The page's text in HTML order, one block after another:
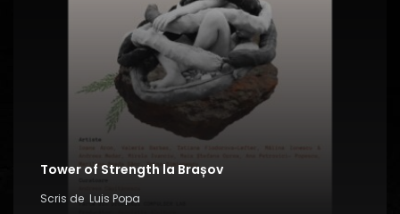
Tower of Strength la Brașov
Scris de Luis Popa